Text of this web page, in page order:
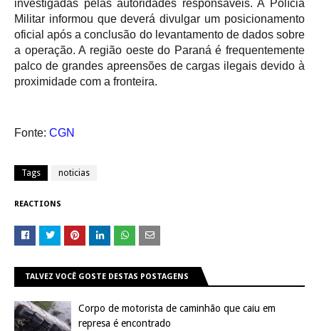
investigadas pelas autoridades responsáveis. A Polícia
Militar informou que deverá divulgar um posicionamento
oficial após a conclusão do levantamento de dados sobre
a operação. A região oeste do Paraná é frequentemente
palco de grandes apreensões de cargas ilegais devido à
proximidade com a fronteira.
Fonte: CGN
Tags noticias
REACTIONS
TALVEZ VOCÊ GOSTE DESTAS POSTAGENS
Corpo de motorista de caminhão que caiu em
represa é encontrado